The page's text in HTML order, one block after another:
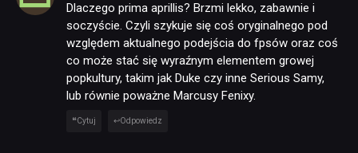
Dlaczego prima aprillis? Brzmi lekko, zabawnie i
soczyście. Czyli szykuje się coś oryginalnego pod
względem aktualnego podejścia do fpsów oraz coś
co może stać się wyraźnym elementem growej
popkultury, takim jak Duke czy inne Serious Samy,
lub równie poważne Marcusy Fenixy.
Cytuj Odpowiedz